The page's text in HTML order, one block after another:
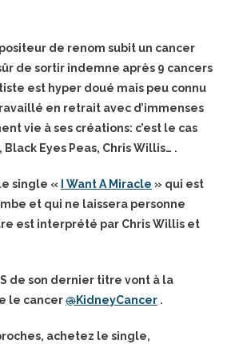
de renom subit un cancer
de sortir indemne après 9 cancers
est hyper doué mais peu connu
en retrait avec d’immenses
vie à ses créations: c’est le cas
Eyes Peas, Chris Willis… .
single « I Want A Miracle » qui est
et qui ne laissera personne
est interprété par Chris Willis et
de son dernier titre vont à la
le cancer@KidneyCancer .
achetez le single,